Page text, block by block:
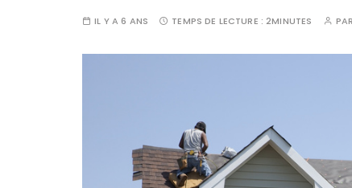
IL Y A 6 ANS TEMPS DE LECTURE :2MINUTES